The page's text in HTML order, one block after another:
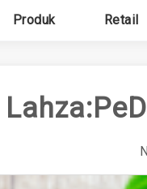
Produk Retail